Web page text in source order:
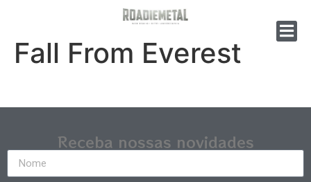
Fall From Everest
Receba nossas novidades